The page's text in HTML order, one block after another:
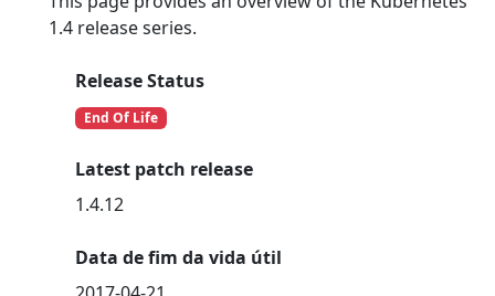
1.4 release series.
Release Status
End Of Life
Latest patch release
1.4.12
Data de fim da vida útil